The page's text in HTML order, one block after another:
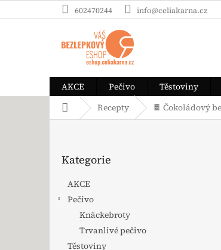
602470244 info@celiakarna.cz
AKCE Pečivo Těstoviny
Domů Recepty 🍫 Čokoládový
Kategorie
AKCE
Pečivo
Knäckebroty
Trvanlivé pečivo
Těstoviny